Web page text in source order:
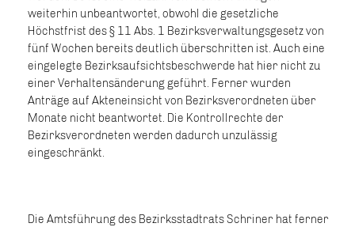
weiterhin unbeantwortet, obwohl die gesetzliche
Höchstfrist des § 11 Abs. 1 Bezirksverwaltungsgesetz von
fünf Wochen bereits deutlich überschritten ist. Auch eine
eingelegte Bezirksaufsichtsbeschwerde hat hier nicht zu
einer Verhaltensänderung geführt. Ferner wurden
Anträge auf Akteneinsicht von Bezirksverordneten über
Monate nicht beantwortet. Die Kontrollrechte der
Bezirksverordneten werden dadurch unzulässig
eingeschränkt.
Die Amtsführung des Bezirksstadtrats Schriner hat ferner